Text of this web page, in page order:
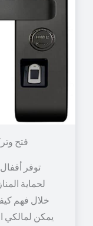
توفر
لحماية
خلال فهم
يمكن لمالكي